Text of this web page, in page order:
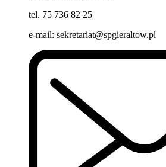
tel. 75 736 82 25
e-mail: sekretariat@spgieraltow.pl